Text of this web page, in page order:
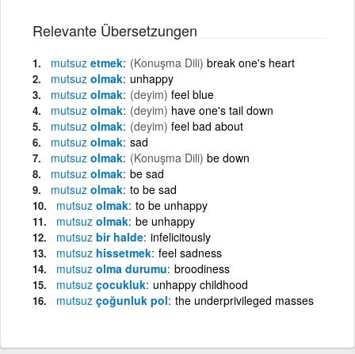
Relevante Übersetzungen
mutsuz etmek (Konuşma Dili) break one's heart
mutsuz olmak unhappy
mutsuz olmak (deyim) feel blue
mutsuz olmak (deyim) have one's tail down
mutsuz olmak (deyim) feel bad about
mutsuz olmak sad
mutsuz olmak (Konuşma Dili) be down
mutsuz olmak be sad
mutsuz olmak to be sad
mutsuz olmak to be unhappy
mutsuz olmak be unhappy
mutsuz bir halde infelicitously
mutsuz hissetmek feel sadness
mutsuz olma durumu broodiness
mutsuz çocukluk unhappy childhood
mutsuz çoğunluk pol the underprivileged masses